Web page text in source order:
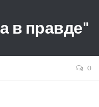
в правде"
0